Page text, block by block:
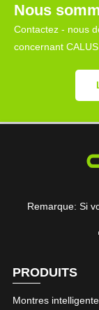
Nous
Contactez - nous
concernant CALUS
Remarque: Si
PRODUITS
Montres